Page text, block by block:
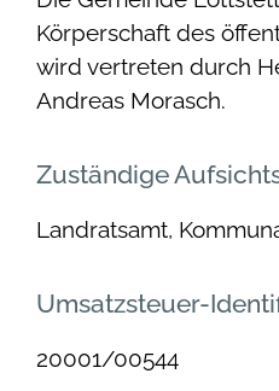
Körperschaft des
wird vertreten durch
Andreas Morasch.
Zuständige
Landratsamt,
Umsatzsteuer-
20001/00544